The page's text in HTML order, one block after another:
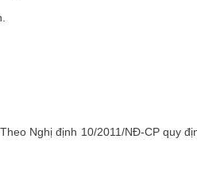
Nghị định 10/2011/NĐ-CP quy